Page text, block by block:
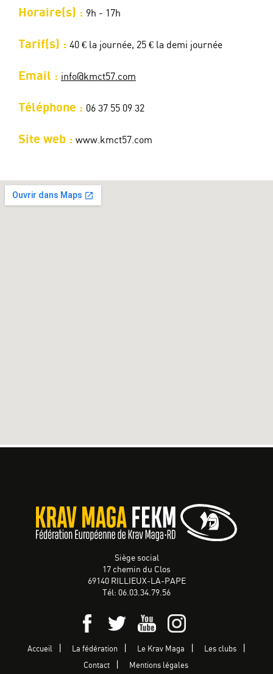
Horaire(s) : 9h - 17h
Tarif(s) : 40 € la journée, 25 € la demi journée
Email : info@kmct57.com
Téléphone : 06 37 55 09 32
Site web : www.kmct57.com
Siège social
17 chemin du Clos
69140 RILLIEUX-LA-PAPE
Tél: 06.03.34.79.56
Accueil La fédération Le Krav Maga Les clubs
Contact Mentions légales